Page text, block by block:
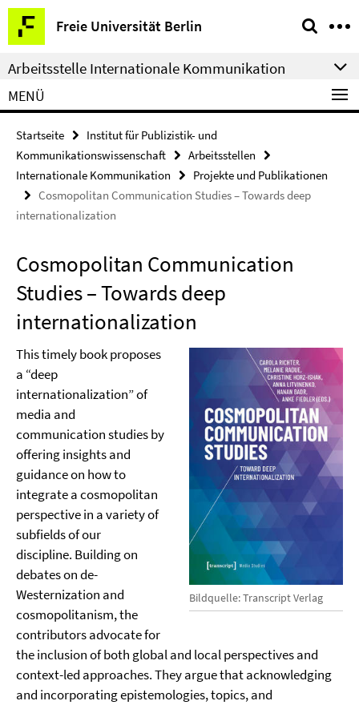
Springe
direkt
zu
Inhalt
Freie Universität Berlin
Service-
Navigation
Arbeitsstelle Internationale Kommunikation
MENÜ
Startseite
Institut für Publizistik- und
Kommunikationswissenschaft
Arbeitsstellen
Internationale Kommunikation
Projekte und Publikationen
Cosmopolitan Communication Studies – Towards deep
internationalization
Cosmopolitan Communication
Studies – Towards deep
internationalization
Bildquelle: Transcript Verlag
This timely book proposes
a “deep
internationalization” of
media and
communication studies by
offering insights and
guidance on how to
integrate a cosmopolitan
perspective in a variety of
subfields of our
discipline. Building on
debates on de-
Westernization and
cosmopolitanism, the
contributors advocate for
the inclusion of both global and local perspectives and
context-led approaches. They argue that acknowledging
and incorporating epistemologies, topics, and